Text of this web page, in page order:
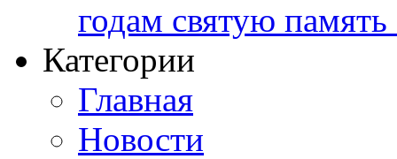
годам святую
Категории
Главная
Новости